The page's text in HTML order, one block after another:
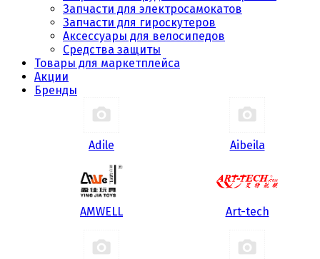
Запчасти для электросамокатов
Запчасти для гироскутеров
Аксессуары для велосипедов
Средства защиты
Товары для маркетплейса
Акции
Бренды
Adile Aibeila
AMWELL Art-tech